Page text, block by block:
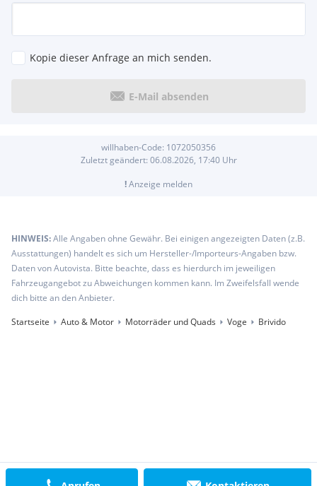
Kopie dieser Anfrage an mich senden.
E-Mail absenden
willhaben-Code: 1072050356
Zuletzt geändert: 06.08.2026, 17:40Uhr
!Anzeige melden
HINWEIS:Alle Angaben ohne Gewähr. Bei einigen angezeigten Daten (z.B.
Ausstattungen) handelt es sich um Hersteller-/Importeurs-Angaben bzw.
Daten von Autovista. Bitte beachte, dass es hierdurch im jeweiligen
Fahrzeugangebot zu Abweichungen kommen kann. Im Zweifelsfall wende
dich bitte an den Anbieter.
Startseite
Auto & Motor Motorräder und Quads Voge Brivido